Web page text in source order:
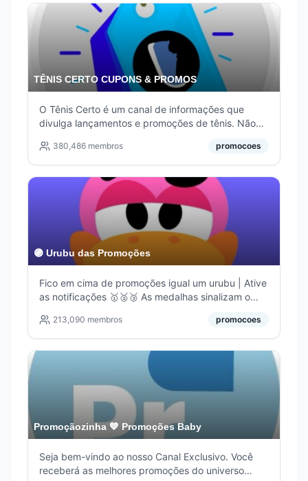
produtos barato
TÊNIS CERTO CUPONS & PROMOS
O Tênis Certo é um canal de informações que
divulga lançamentos e promoções de tênis. Não
ofertas divulgadas no grupo são temporárias, e
podem ser canceladas a qualquer momento pela
loja anunciante.
380,486 membros promocoes
🟣 Urubu das Promoções
Fico em cima de promoções igual um urubu | Ative
as notificações 🥇🥈🥉 As medalhas sinalizam o
https://t.me/urubupromo
213,090 membros promocoes
Promoçãozinha 💙 Promoções Baby
Seja bem-vindo ao nosso Canal Exclusivo. Você
receberá as melhores promoções do universo